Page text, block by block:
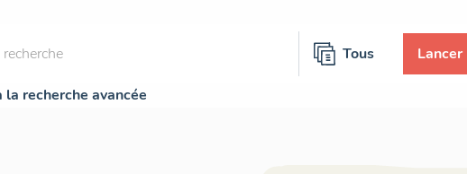
Tous
la recherche avancée